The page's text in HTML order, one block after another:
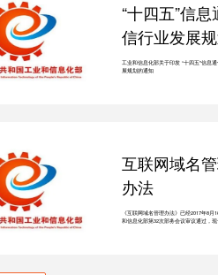
“十四五”信息
信行业发展
工业和信息化部关于印发 “十四五”信息
展规划的通知
互联网域名
办法
《互联网域名管理办法》已经2017年8月
和信息化部第32次部务会议审议通过，